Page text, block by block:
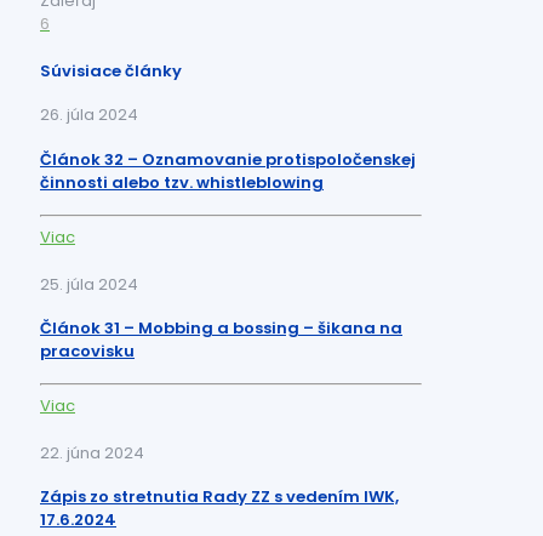
6
Súvisiace články
26. júla 2024
Článok 32 – Oznamovanie protispoločenskej
činnosti alebo tzv. whistleblowing
Viac
25. júla 2024
Článok 31 – Mobbing a bossing – šikana na
pracovisku
Viac
22. júna 2024
Zápis zo stretnutia Rady ZZ s vedením IWK,
17.6.2024